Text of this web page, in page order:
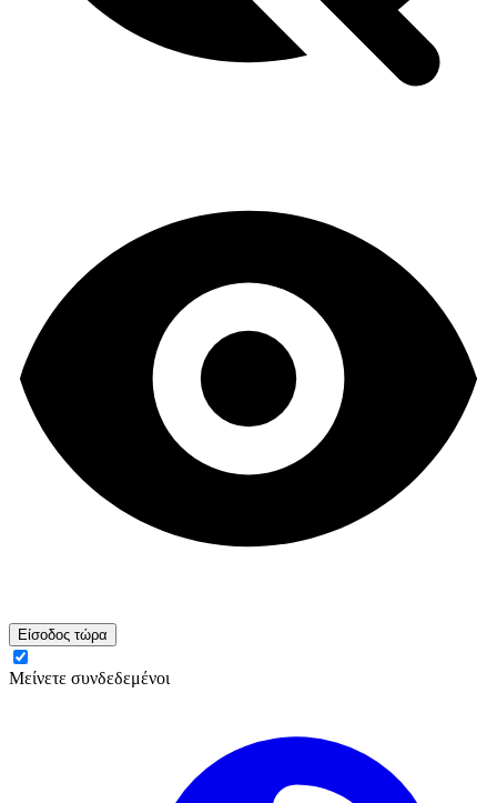
Είσοδος τώρα
Μείνετε συνδεδεμένοι